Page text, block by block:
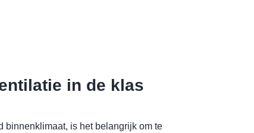
in de klas
binnenklimaat, is het belangrijk om te